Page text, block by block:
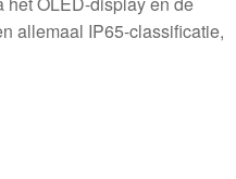
allemaal IP65-classificatie,